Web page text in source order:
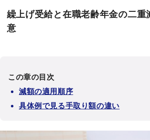
繰上げ受給と在職老齢年金の二重
意
この章の目次
減額の適用順序
具体例で見る手取り額の違い